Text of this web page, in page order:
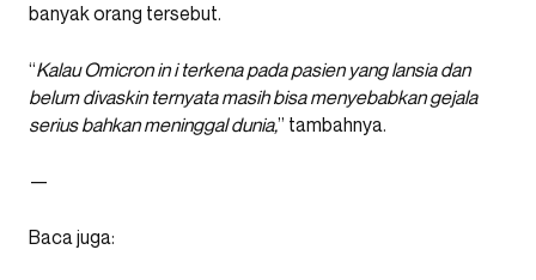
banyak orang tersebut.
“Kalau Omicron in i terkena pada pasien yang lansia dan
belum divaskin ternyata masih bisa menyebabkan gejala
serius bahkan meninggal dunia,” tambahnya.
—
Baca juga: